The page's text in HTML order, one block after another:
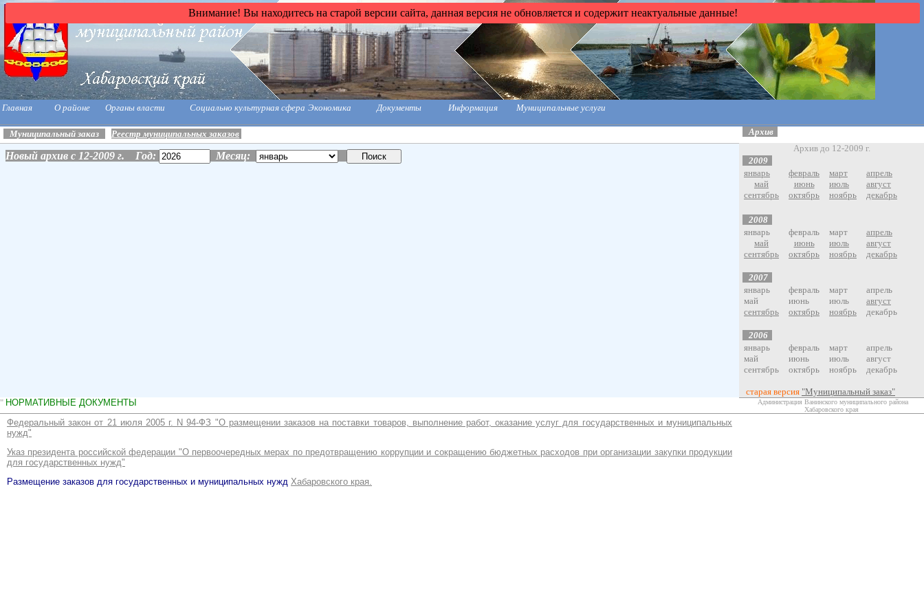
Внимание! Вы находитесь на старой версии сайта, данная версия не обновляется и содержит неактуальные данные!
Главная О районе Органы власти Социально культурная сфера Экономика Документы Информация Муниципальные услуги
Муниципальный заказ Реестр муниципальных заказов Архив
" НОРМАТИВНЫЕ ДОКУМЕНТЫ
Федеральный закон от 21 июля 2005 г. N 94-ФЗ "О размещении заказов на поставки товаров, выполнение работ, оказание услуг для государственных и муниципальных
нужд"
Указ президента российской федерации "О первоочередных мерах по предотвращению коррупции и сокращению бюджетных расходов при организации закупки продукции
для государственных нужд"
Размещение заказов для государственных и муниципальных нужд Хабаровского края.
Архив до 12-2009 г.
2009
январь
февраль март
апрель
май
июнь июль
август
сентябрь
октябрь ноябрь декабрь
2008
январь
февраль март
апрель
май
июнь июль
август
сентябрь
октябрь ноябрь декабрь
2007
январь
февраль март
апрель
май
июнь июль
август
сентябрь
октябрь ноябрь декабрь
2006
январь
февраль март
апрель
май
июнь июль
август
сентябрь
октябрь ноябрь декабрь
старая версия "Муниципальный заказ"
Администрация Ванинского муниципального района
Хабаровского края